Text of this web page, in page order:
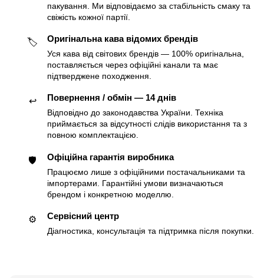
пакування. Ми відповідаємо за стабільність смаку та
свіжість кожної партії.
🏷 Оригінальна кава відомих брендів
Уся кава від світових брендів — 100% оригінальна,
поставляється через офіційні канали та має
підтверджене походження.
↩️ Повернення / обмін — 14 днів
Відповідно до законодавства України. Техніка
приймається за відсутності слідів використання та з
повною комплектацією.
🛡 Офіційна гарантія виробника
Працюємо лише з офіційними постачальниками та
імпортерами. Гарантійні умови визначаються
брендом і конкретною моделлю.
⚙️ Сервісний центр
Діагностика, консультація та підтримка після покупки.